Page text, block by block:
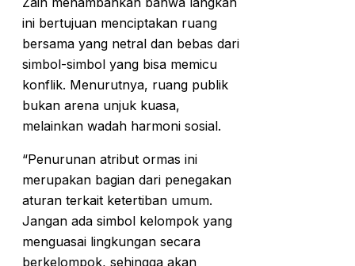
ini bertujuan menciptakan ruang
bersama yang netral dan bebas dari
simbol-simbol yang bisa memicu
konflik. Menurutnya, ruang publik
bukan arena unjuk kuasa,
melainkan wadah harmoni sosial.
“Penurunan atribut ormas ini
merupakan bagian dari penegakan
aturan terkait ketertiban umum.
Jangan ada simbol kelompok yang
menguasai lingkungan secara
berkelompok, sehingga akan